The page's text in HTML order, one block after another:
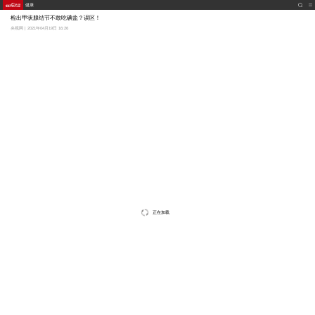
健康
检出甲状腺结节不敢吃碘盐？误区！
央视网 | 2021年04月19日 16:26
正在加载